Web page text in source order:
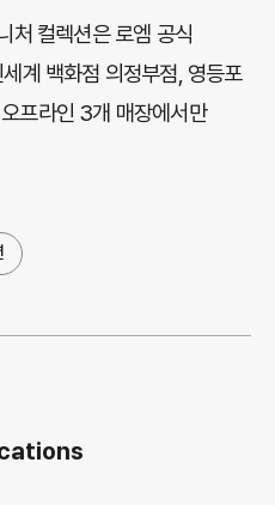
처 컬렉션은 로엠 공식
세계 백화점 의정부점, 영등포
프라인 3개 매장에서만